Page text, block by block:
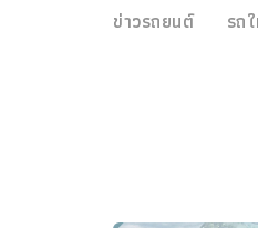
ข่าวรถยนต์ รถ